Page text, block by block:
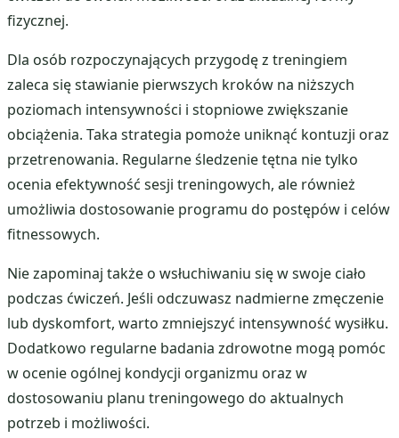
fizycznej.
Dla osób rozpoczynających przygodę z treningiem
zaleca się stawianie pierwszych kroków na niższych
poziomach intensywności i stopniowe zwiększanie
obciążenia. Taka strategia pomoże uniknąć kontuzji oraz
przetrenowania. Regularne śledzenie tętna nie tylko
ocenia efektywność sesji treningowych, ale również
umożliwia dostosowanie programu do postępów i celów
fitnessowych.
Nie zapominaj także o wsłuchiwaniu się w swoje ciało
podczas ćwiczeń. Jeśli odczuwasz nadmierne zmęczenie
lub dyskomfort, warto zmniejszyć intensywność wysiłku.
Dodatkowo regularne badania zdrowotne mogą pomóc
w ocenie ogólnej kondycji organizmu oraz w
dostosowaniu planu treningowego do aktualnych
potrzeb i możliwości.